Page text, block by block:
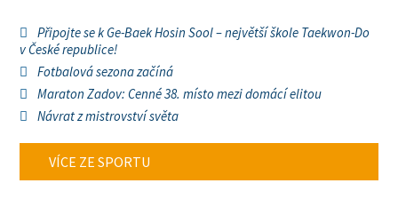
Připojte se k Ge-Baek Hosin Sool – největší škole Taekwon-Do
v České republice!
Fotbalová sezona začíná
Maraton Zadov: Cenné 38. místo mezi domácí elitou
Návrat z mistrovství světa
VÍCE ZE SPORTU